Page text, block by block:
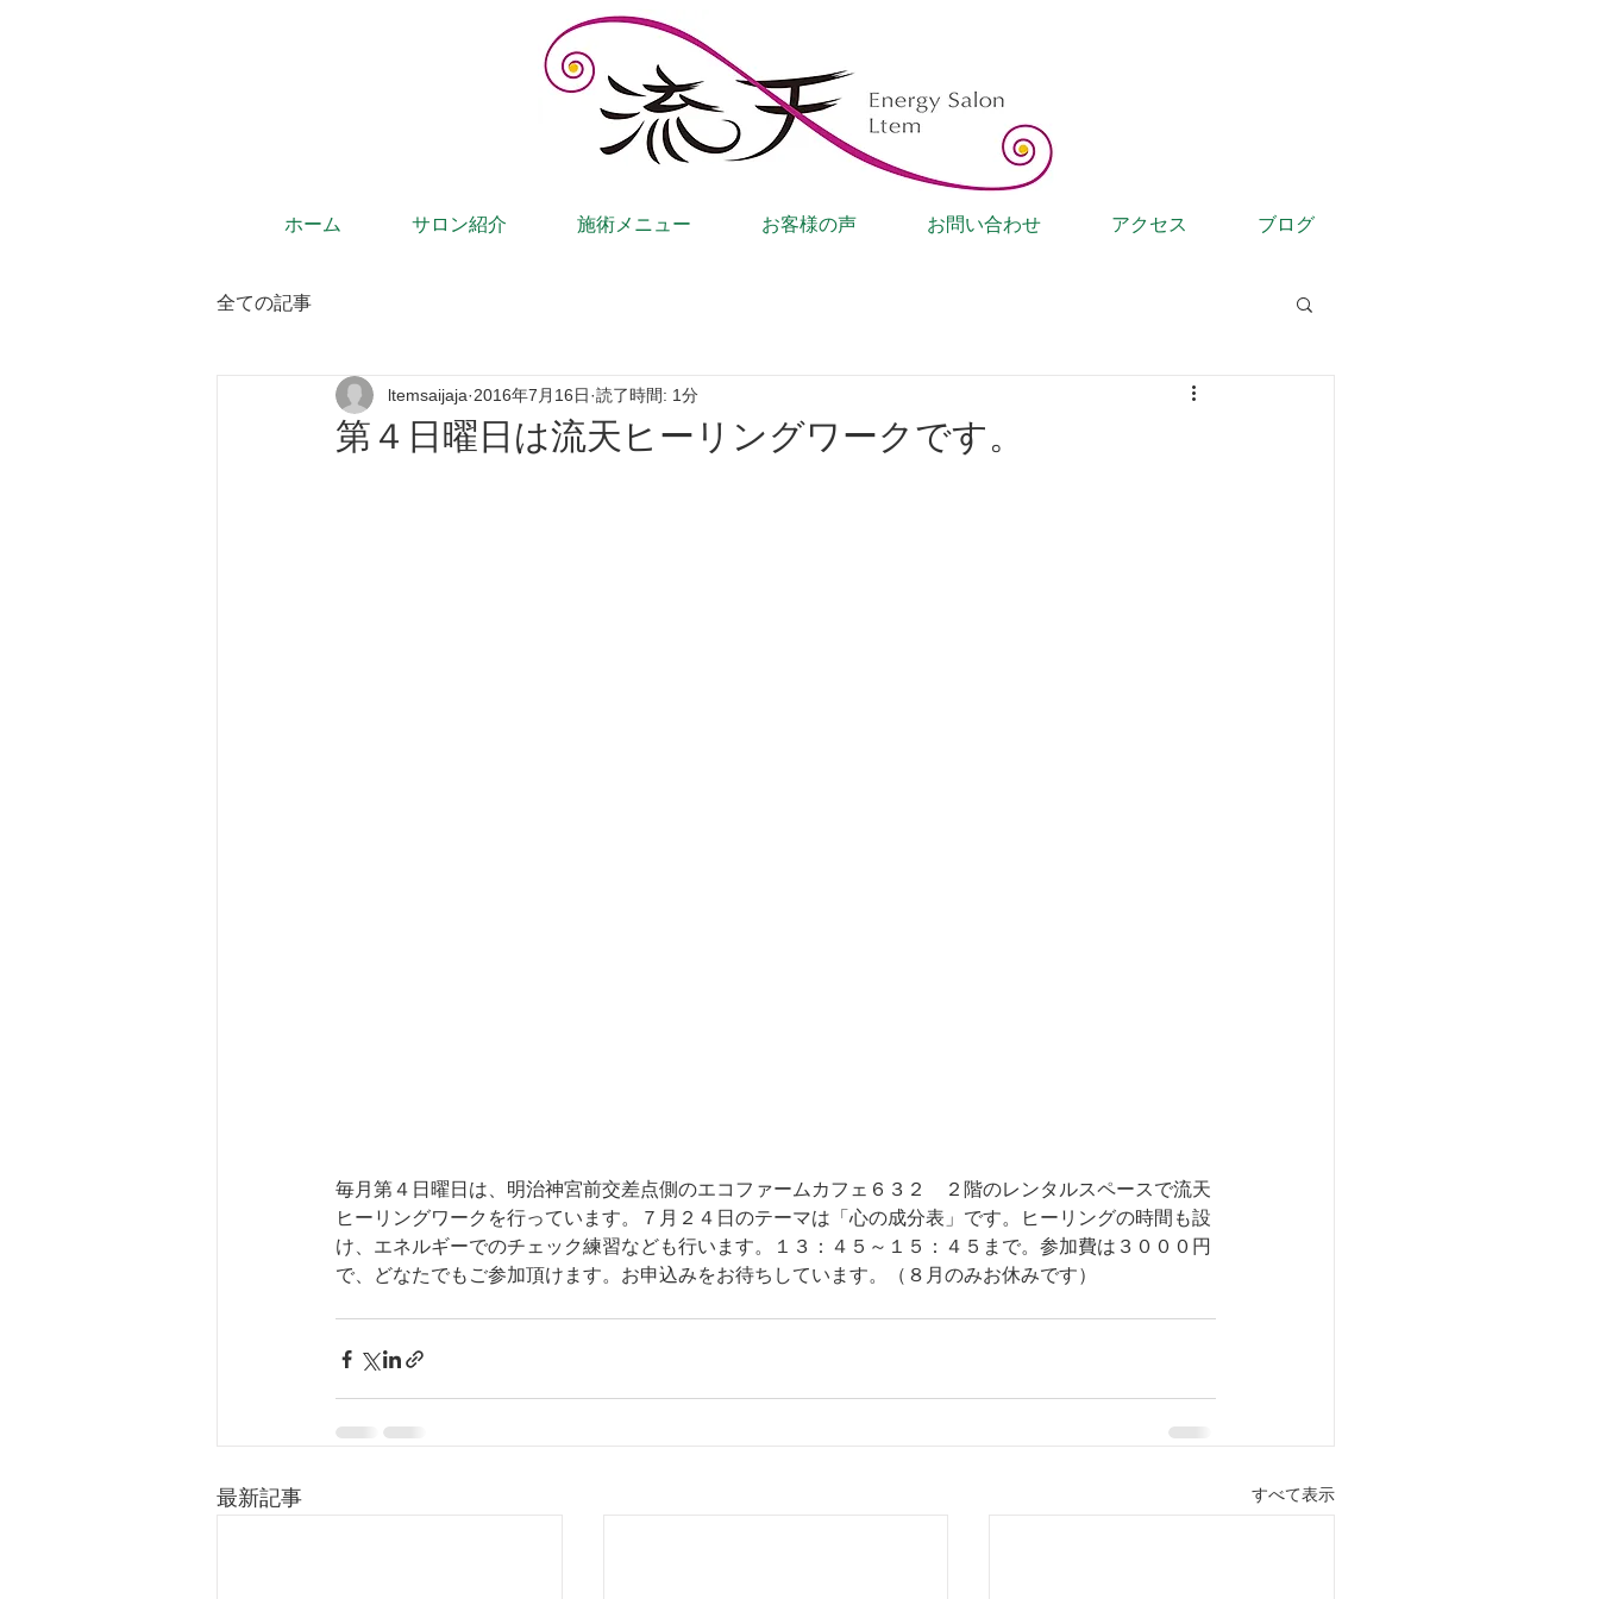
ホーム サロン紹介 施術メニュー お客様の声 お問い合わせ アクセス ブログ
全ての記事
第４日曜日は流天ヒーリングワークです。
ltemsaijaja 2016年7月16日 読了時間: 1分
毎月第４日曜日は、明治神宮前交差点側のエコファームカフェ６３２　２階のレンタルスペースで流天
ヒーリングワークを行っています。７月２４日のテーマは「心の成分表」です。ヒーリングの時間も設
け、エネルギーでのチェック練習なども行います。１３：４５～１５：４５まで。参加費は３０００円
で、どなたでもご参加頂けます。お申込みをお待ちしています。（８月のみお休みです）
最新記事 すべて表示